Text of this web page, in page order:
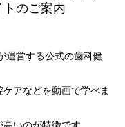
のご案内
運営する公式の歯科健
アなどを動画で学べま